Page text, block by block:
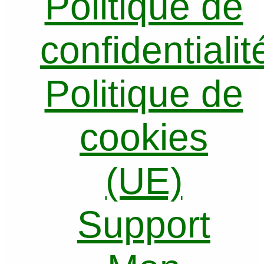
Politique de
cookies
(UE)
Support